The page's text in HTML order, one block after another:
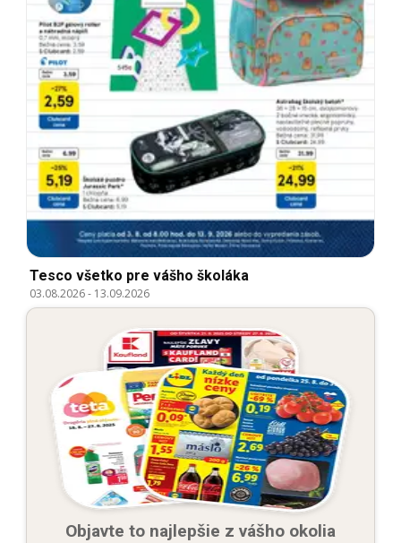
Tesco všetko pre vášho školáka
03.08.2026- 13.09.2026
Objavte to najlepšie z vášho okolia